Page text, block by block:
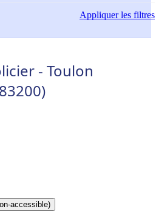
Appliquerles filtres
- Toulon
accessible)